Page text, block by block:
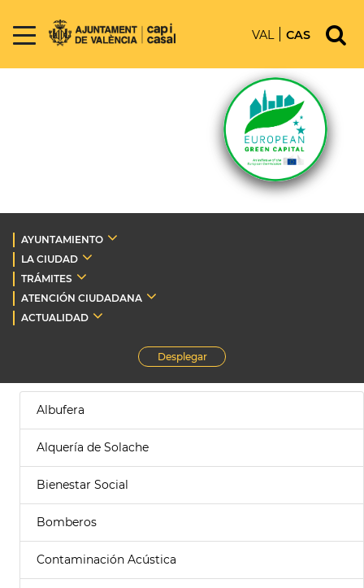
VAL CAS
AYUNTAMIENTO
LA CIUDAD
TRÁMITES
ATENCIÓN CIUDADANA
ACTUALIDAD
Desplegar
Albufera
Alquería de Solache
Bienestar Social
Bomberos
Contaminación Acústica